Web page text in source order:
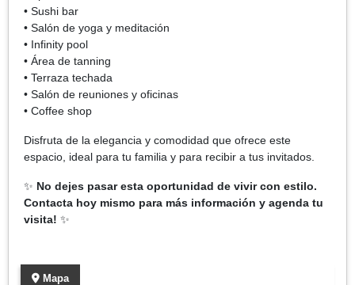
• Sushi bar
• Salón de yoga y meditación
• Infinity pool
• Área de tanning
• Terraza techada
• Salón de reuniones y oficinas
• Coffee shop
Disfruta de la elegancia y comodidad que ofrece este
espacio, ideal para tu familia y para recibir a tus invitados.
✨ No dejes pasar esta oportunidad de vivir con estilo.
Contacta hoy mismo para más información y agenda tu
visita! ✨
Mapa